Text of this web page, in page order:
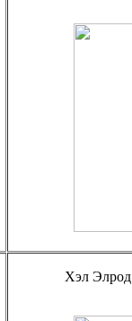
Хэл